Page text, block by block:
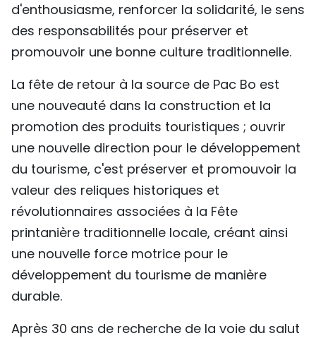
d'enthousiasme, renforcer la solidarité, le sens
des responsabilités pour préserver et
promouvoir une bonne culture traditionnelle.
La fête de retour à la source de Pac Bo est
une nouveauté dans la construction et la
promotion des produits touristiques ; ouvrir
une nouvelle direction pour le développement
du tourisme, c'est préserver et promouvoir la
valeur des reliques historiques et
révolutionnaires associées à la Fête
printanière traditionnelle locale, créant ainsi
une nouvelle force motrice pour le
développement du tourisme de manière
durable.
Après 30 ans de recherche de la voie du salut